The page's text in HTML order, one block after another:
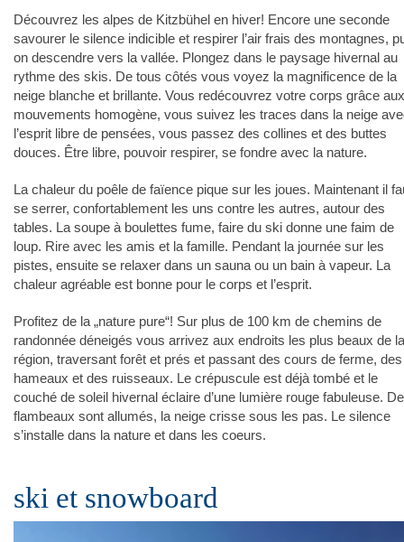
Découvrez les alpes de Kitzbühel en hiver! Encore une seconde
savourer le silence indicible et respirer l’air frais des montagnes,
on descendre vers la vallée. Plongez dans le paysage hivernal au
rythme des skis. De tous côtés vous voyez la magnificence de la
neige blanche et brillante. Vous redécouvrez votre corps grâce aux
mouvements homogène, vous suivez les traces dans la neige
l’esprit libre de pensées, vous passez des collines et des buttes
douces. Être libre, pouvoir respirer, se fondre avec la nature.
La chaleur du poêle de faïence pique sur les joues. Maintenant il
se serrer, confortablement les uns contre les autres, autour des
tables. La soupe à boulettes fume, faire du ski donne une faim de
loup. Rire avec les amis et la famille. Pendant la journée sur les
pistes, ensuite se relaxer dans un sauna ou un bain à vapeur. La
chaleur agréable est bonne pour le corps et l’esprit.
Profitez de la „nature pure“! Sur plus de 100 km de chemins de
randonnée déneigés vous arrivez aux endroits les plus beaux de la
région, traversant forêt et prés et passant des cours de ferme, des
hameaux et des ruisseaux. Le crépuscule est déjà tombé et le
couché de soleil hivernal éclaire d’une lumière rouge fabuleuse.
flambeaux sont allumés, la neige crisse sous les pas. Le silence
s’installe dans la nature et dans les coeurs.
ski et snowboard